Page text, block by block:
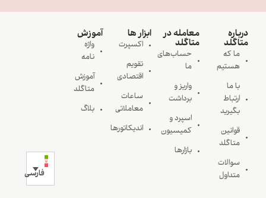
درباره
متاگلد
ما که
هستیم
با ما
ارتباط
بگیرید
قوانین
متاگلد
سوالات
متداول
معامله در
متاگلد
حساب‌های
ما
واریز و
برداشت
اسپرد و
کمیسیون
بازارها
ابزار ها
اکسپرت
تقویم
اقتصادی
ساعات
معاملاتی
اندیکاتورها
آموزش
واژه
نامه
آموزش
متاگلد
بلاگ
فارسی